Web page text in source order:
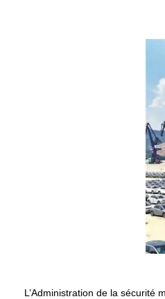
L’Administration de la sécurité